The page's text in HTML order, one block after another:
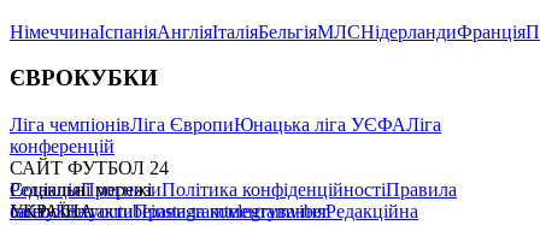
НімеччинаІспаніяАнгліяІталіяБельгіяМЛСНідерландиФранція
ЄВРОКУБКИ
Ліга чемпіонівЛіга ЄвропиЮнацька ліга УЄФАЛіга
конференцій
САЙТ ФУТБОЛ 24
РедакціяПрогнозиПолітика конфіденційностіПравила
сайтуКонтактиПравила коментуванняРедакційна
Соціальні мережі
facebookxyoutubeinstagramtelegramviber
УКРАЇНА